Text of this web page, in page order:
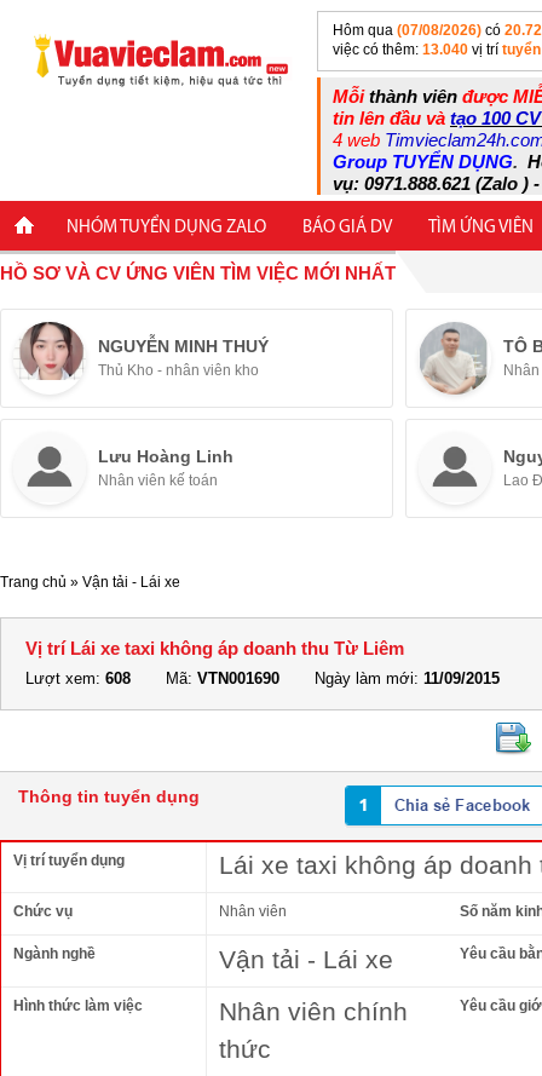
Hôm qua (07/08/2026) có
việc có thêm: 13.040 vị trí
Mỗithành viên được
tin lên đầu và tạo 100
4 web
Group TUYỂN DỤNG.
vụ: 0971.888.621 (Zalo )
NHÓM TUYỂN DỤNG ZALO BÁO GIÁ DV TÌM ỨNG VIÊN
HỒ SƠ VÀ CV ỨNG VIÊN TÌM VIỆC MỚI NHẤT
NGUYỄN MINH THUÝ
Thủ Kho - nhân viên kho
TÔ
Lưu Hoàng Linh
Nhân viên kế toán Lao
Trang chủ » Vận tải - Lái xe
Vị trí Lái xe taxi không áp doanh thu Từ Liêm
Lượt xem: 608 Mã: VTN001690 Ngày làm mới: 11/09/2015
Thông tin tuyển dụng
Vị trí tuyển dụng Lái xe taxi không áp doanh
Chức vụ Nhân viên Số năm
Ngành nghề Vận tải - Lái xe Yêu cầu
Hình thức làm việc
Nhân viên chính
thức
Yêu cầu